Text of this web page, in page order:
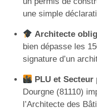
une simple
Architecte
bien dépasse les
signature d’un
PLU et Secteur
Dourgne (81110)
l’Architecte des